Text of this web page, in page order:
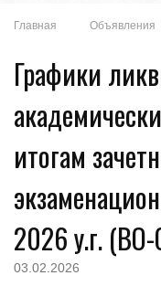
Главная Объявления
Графики
итогам
2026 у.г.
03.02.2026